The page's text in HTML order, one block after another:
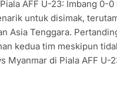
AFF U-23: Imbang 0-0
untuk disimak,
Asia Tenggara.
kedua tim meskipun
Myanmar di Piala AFF U-